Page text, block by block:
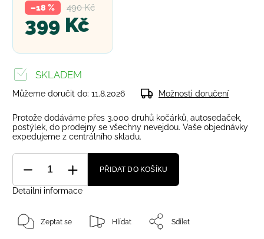
490 Kč
–18 %
399 Kč
SKLADEM
Můžeme doručit do: 11.8.2026 Možnosti doručení
Protože dodáváme přes 3.000 druhů kočárků, autosedaček,
postýlek, do prodejny se všechny nevejdou. Vaše objednávky
expedujeme z centrálního skladu.
PŘIDAT DO KOŠÍKU
Detailní informace
Zeptat se Hlídat Sdílet